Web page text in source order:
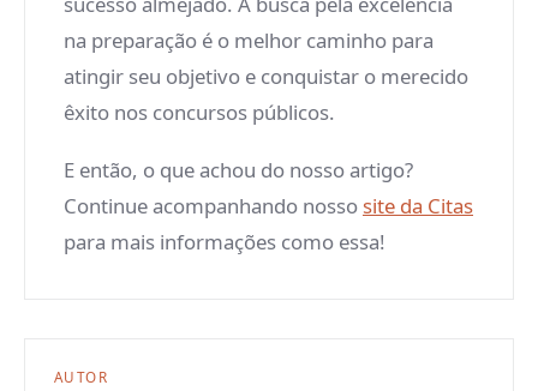
na preparação é o melhor caminho para
atingir seu objetivo e conquistar o merecido
êxito nos concursos públicos.
E então, o que achou do nosso artigo?
Continue acompanhando nosso site da Citas
para mais informações como essa!
AUTOR